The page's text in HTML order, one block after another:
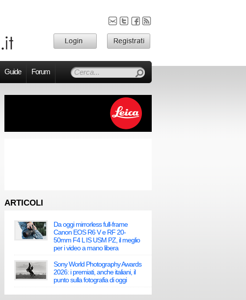
Guide Forum
ARTICOLI
Da oggi mirrorless full-frame
Canon EOS R6 V e RF 20-
50mm F4 L IS USM PZ, il meglio
per i video a mano libera
Sony World Photography Awards
2026: i premiati, anche italiani, il
punto sulla fotografia di oggi